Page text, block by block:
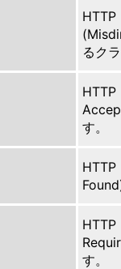
HTTP
るク
す。
す。